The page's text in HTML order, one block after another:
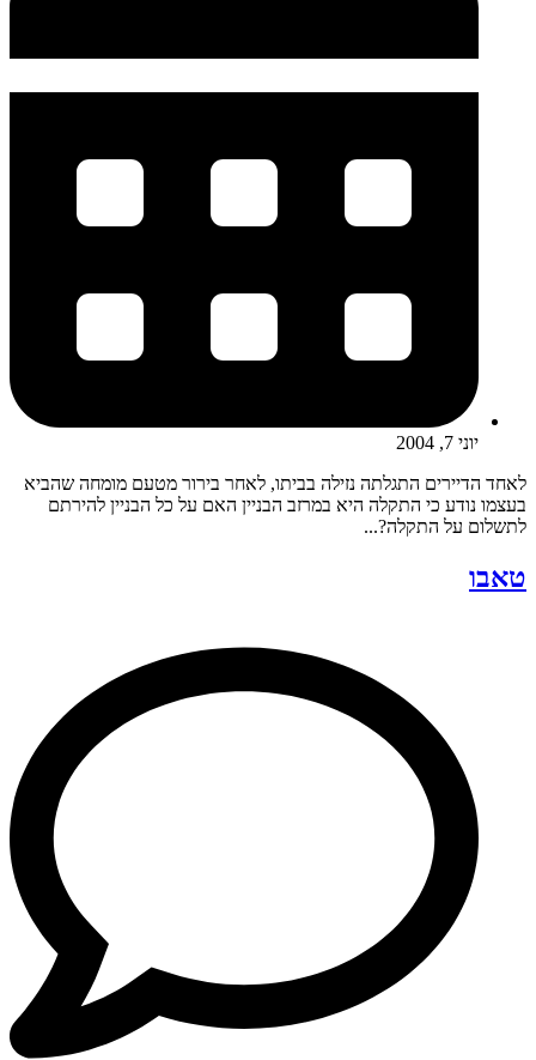
יוני 7, 2004
לאחד הדיירים התגלתה נזילה בביתו, לאחר בירור מטעם מומחה שהביא
בעצמו נודע כי התקלה היא במרזב הבניין האם על כל הבניין להירתם
לתשלום על התקלה?...
טאבו